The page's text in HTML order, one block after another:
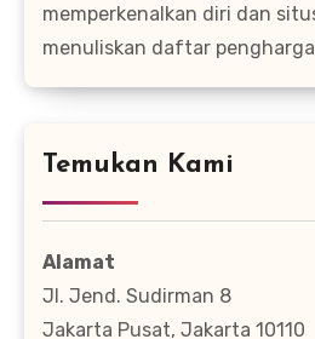
memperkenalkan diri dan
menuliskan daftar
Temukan Kami
Alamat
Jl. Jend. Sudirman 8
Jakarta Pusat, Jakarta 10110